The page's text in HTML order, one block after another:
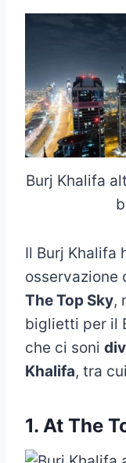
Burj Khalifa
Il Burj Khalifa
osservazione
The Top Sky,
biglietti per il
che ci soni
Khalifa, tra
1. At The